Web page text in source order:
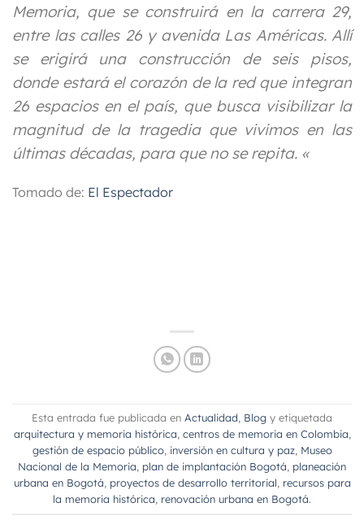
Memoria, que se construirá en la carrera 29,
entre las calles 26 y avenida Las Américas. Allí
se erigirá una construcción de seis pisos,
donde estará el corazón de la red que integran
26 espacios en el país, que busca visibilizar la
magnitud de la tragedia que vivimos en las
últimas décadas, para que no se repita. «
Tomado de: El Espectador
Esta entrada fue publicada en Actualidad Blog y etiquetada
arquitectura y memoria histórica centros de memoria en Colombia
gestión de espacio público, inversión en cultura y paz, Museo
Nacional de la Memoria plan de implantación Bogotá planeación
urbana en Bogotá proyectos de desarrollo territorial recursos para
la memoria histórica renovación urbana en Bogotá.